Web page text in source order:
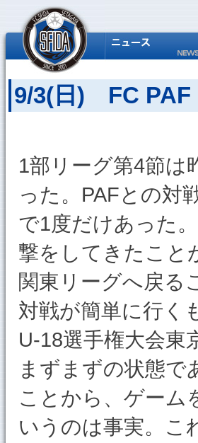
9/3(日) FC PAF
1部リーグ第4節は
った。PAFとの対
で1度だけあった
撃をしてきたこと
関東リーグへ戻る
対戦が簡単に行く
U-18選手権大会東
まずまずの状態で
ことから、ゲーム
いうのは事実。こ